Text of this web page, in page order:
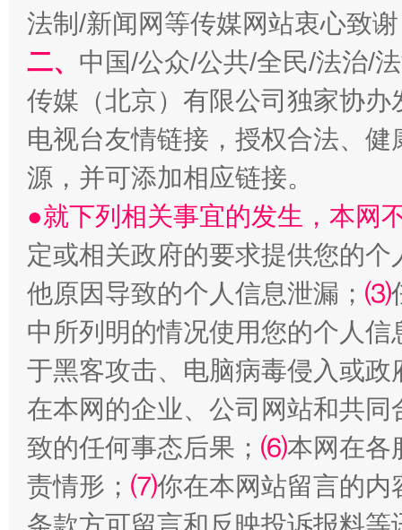
受贿1.44亿！段成刚被判无期
全民健身五年计划来了！等你上场
法制/新闻网等传媒网站衷心致
二、 中国/公众/公共/全民/法治/
传媒（北京）有限公司独家协
电视台友情链接，授权合法、
源，并可添加相应链接。
●就下列相关事宜的发生，本网
定或相关政府的要求提供您的个
他原因导致的个人信息泄漏； ⑶
中所列明的情况使用您的个人
于黑客攻击、电脑病毒侵入或
在本网的企业、公司网站和共
致的任何事态后果； ⑹本网在各
责情形； ⑺你在本网站留言的内